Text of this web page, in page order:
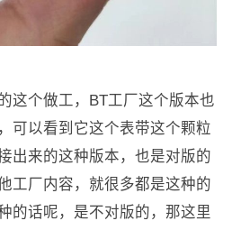
这个做工，BT工厂这个版本也
可以看到它这个表带这个颗粒
出来的这种版本，也是对版的
工厂内容，就很多都是这种的
的话呢，是不对版的，那这里